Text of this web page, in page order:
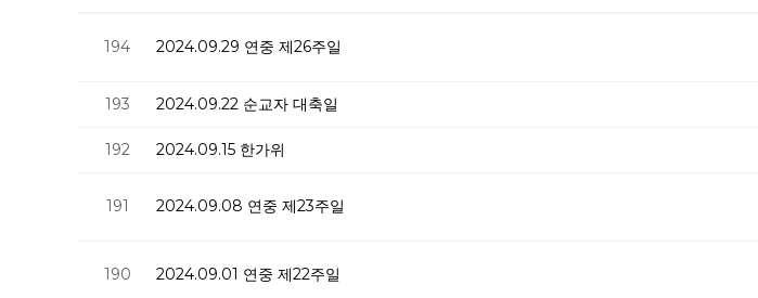
194 2024.09.29 연중 제26주일
193 2024.09.22 순교자 대축일
192 2024.09.15 한가위
191 2024.09.08 연중 제23주일
190 2024.09.01 연중 제22주일